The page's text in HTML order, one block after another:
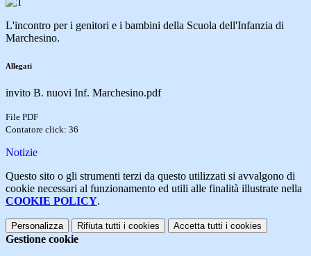
L'incontro per i genitori e i bambini della Scuola dell'Infanzia di
Marchesino.
Allegati
invito B. nuovi Inf. Marchesino.pdf
File PDF
Contatore click: 36
Notizie
Questo sito o gli strumenti terzi da questo utilizzati si avvalgono di
cookie necessari al funzionamento ed utili alle finalità illustrate nella
COOKIE POLICY.
Personalizza Rifiuta tutti i cookies Accetta tutti i cookies
Gestione cookie